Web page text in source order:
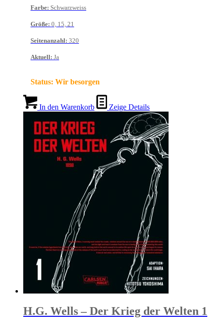
Farbe: Schwarzweiss
Größe: 0, 15, 21
Seitenanzahl: 320
Aktuell: Ja
Status: Wir besorgen
In den Warenkorb Zeige Details
H.G. Wells – Der Krieg der Welten 1